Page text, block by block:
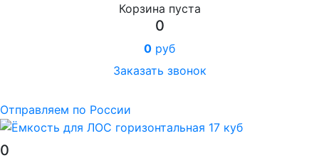
Корзина пуста
0
0 руб
Заказать звонок
Отправляем по России
0